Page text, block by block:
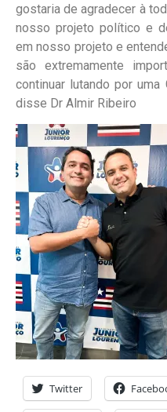
gostaria de agradecer à
nosso projeto político e
em nosso projeto e
são extremamente
continuar lutando por uma
disse Dr Almir Ribeiro
Twitter